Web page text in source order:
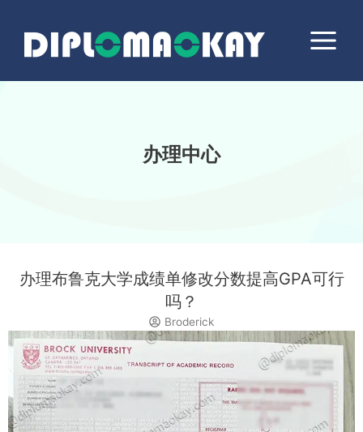
Menu
办理中心
办理布鲁克大学成绩单修改分数提高GPA可行
吗？
Broderick